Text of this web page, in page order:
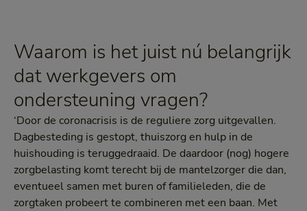
Waarom is het juist nú belangrijk
dat werkgevers om
ondersteuning vragen?
‘Door de coronacrisis is de reguliere zorg uitgevallen.
Dagbesteding is gestopt, thuiszorg en hulp in de
huishouding is teruggedraaid. De daardoor (nog) hogere
zorgbelasting komt terecht bij de mantelzorger die dan,
eventueel samen met buren of familieleden, die de
zorgtaken probeert te combineren met een baan. Met